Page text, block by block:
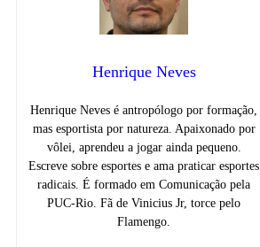
Henrique Neves
Henrique Neves é antropólogo por formação,
mas esportista por natureza. Apaixonado por
vôlei, aprendeu a jogar ainda pequeno.
Escreve sobre esportes e ama praticar esportes
radicais. É formado em Comunicação pela
PUC-Rio. Fã de Vinicius Jr, torce pelo
Flamengo.